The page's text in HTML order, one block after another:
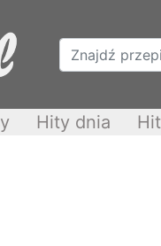
Hity dnia